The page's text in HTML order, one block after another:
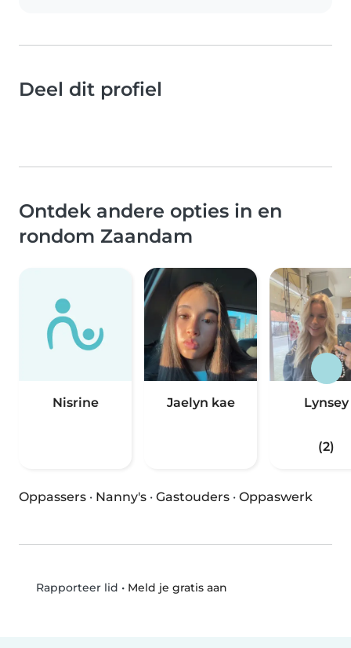
Deel dit profiel
Ontdek andere opties in en
rondom Zaandam
Nisrine Jaelyn kae Lynsey
(2)
Oppassers · Nanny's · Gastouders · Oppaswerk
Rapporteer lid • Meld je gratis aan